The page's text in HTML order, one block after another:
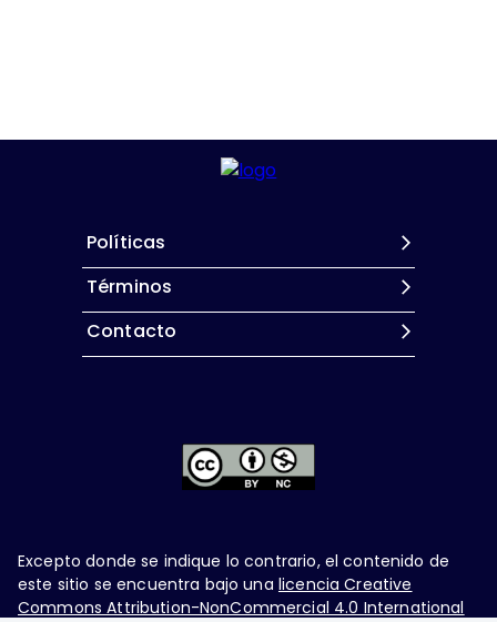
Políticas
Términos
Contacto
Excepto donde se indique lo contrario, el contenido de
este sitio se encuentra bajo una licencia Creative
Commons Attribution-NonCommercial 4.0 International